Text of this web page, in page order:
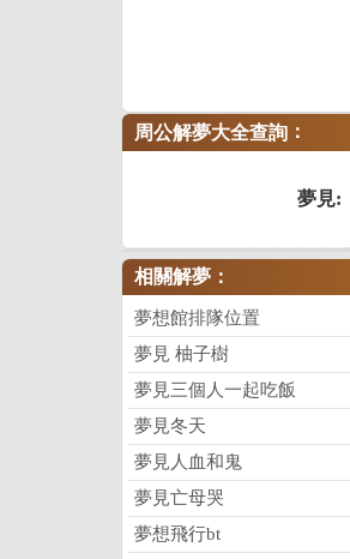
周公解夢大全查詢 ：
夢見:
相關解夢：
夢想館排隊位置
夢見 柚子樹
夢見三個人一起吃飯
夢見冬天
夢見人血和鬼
夢見亡母哭
夢想飛行bt